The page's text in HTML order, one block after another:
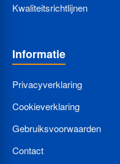
Kwaliteitsrichtlijnen
Informatie
Privacyverklaring
Cookieverklaring
Gebruiksvoorwaarden
Contact